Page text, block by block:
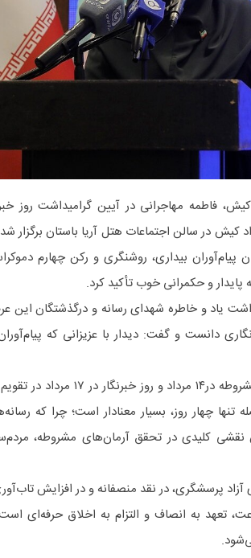
کیش، فاطمه مهاجرانی در آیین گرامیداشت روز
کیش در سالن اجتماعات هتل آریا باستان برگزار
پیام‌آوران بیداری، روشنگری و رکن چهارم
و حکمرانی خوب تأکید کرد.
یاد و خاطره شهدای رسانه و درگذشتگان این
دانست و گفت: دیدار با عزیزانی که
مهاجرانی با اشاره به نزدیکی روز
چهار روز، بسیار معنادار است؛ چرا که
نقشی کلیدی در تحقق آرمان‌های مشروطه،
پرسشگری، در نقد منصفانه و در افزایش
تعهد به انصاف و التزام به اخلاق حرفه‌ای